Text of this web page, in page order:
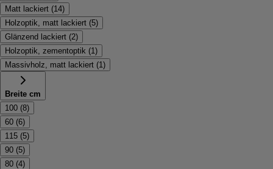
Matt lackiert (14)
Holzoptik, matt lackiert (5)
Glänzend lackiert (2)
Holzoptik, zementoptik (1)
Massivholz, matt lackiert (1)
Breite cm
100 (8)
60 (6)
115 (5)
90 (5)
80 (4)